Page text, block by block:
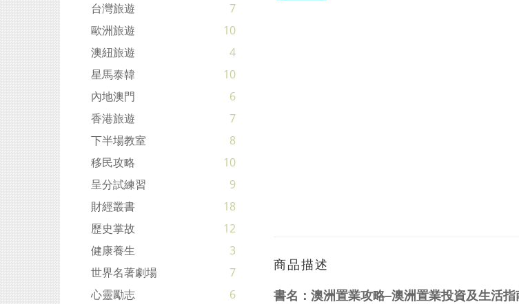
台灣旅遊
7
歐洲旅遊
10
澳紐旅遊
4
星馬泰韓
10
內地澳門
6
香港旅遊
7
下半場教室
8
移民攻略
10
呈分試練習
9
財經叢書
18
歷史掌故
12
健康養生
3
世界名著劇場
7
心靈勵志
6
商品描述
書名： 澳洲置業攻略─澳洲置業投資及生活指